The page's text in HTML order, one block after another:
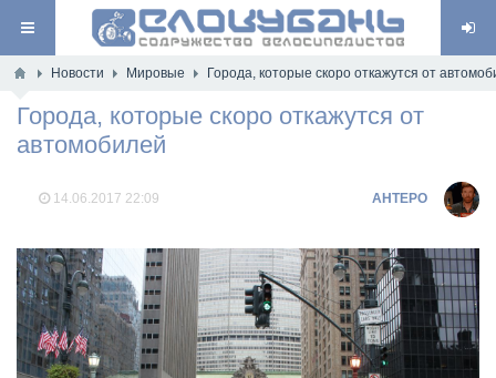
Новости Мировые Города, которые скоро откажутся от
Города, которые скоро откажутся от
автомобилей
14.06.2017 22:09 AHTEPO